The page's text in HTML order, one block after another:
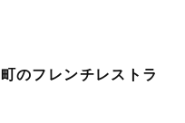
のフレンチレストラ